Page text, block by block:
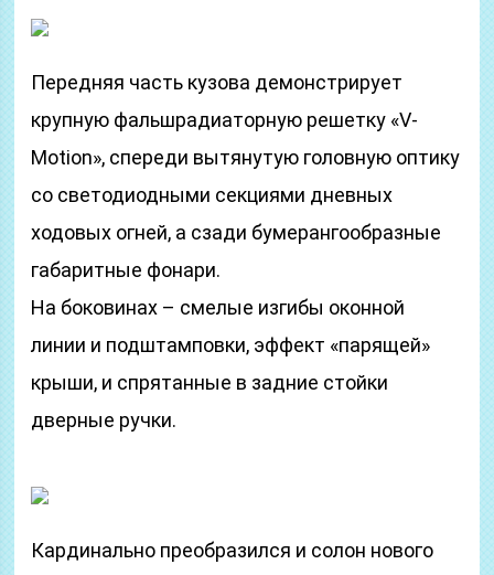
Передняя часть кузова демонстрирует
крупную фальшрадиаторную решетку «V-
Motion», спереди вытянутую головную оптику
со светодиодными секциями дневных
ходовых огней, а сзади бумерангообразные
габаритные фонари.
На боковинах – смелые изгибы оконной
линии и подштамповки, эффект «парящей»
крыши, и спрятанные в задние стойки
дверные ручки.
Кардинально преобразился и солон нового